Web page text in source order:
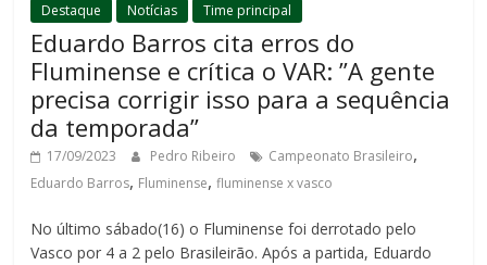
Destaque Notícias Time principal
Eduardo Barros cita erros do
Fluminense e crítica o VAR: ”A gente
precisa corrigir isso para a sequência
da temporada”
17/09/2023 Pedro Ribeiro Campeonato Brasileiro,
Eduardo Barros, Fluminense,fluminense x vasco
No último sábado(16) o Fluminense foi derrotado pelo
Vasco por 4 a 2 pelo Brasileirão. Após a partida, Eduardo